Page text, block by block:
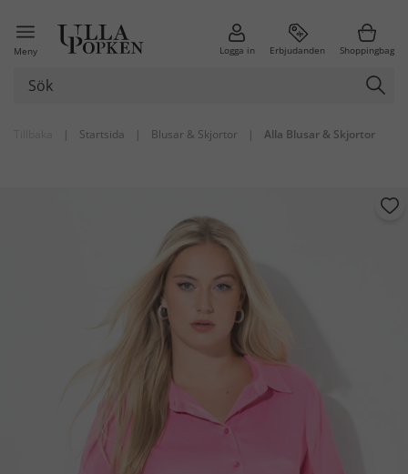
Meny Logga in Erbjudanden Shoppingbag
| Startsida | Blusar & Skjortor | Alla Blusar & Skjortor